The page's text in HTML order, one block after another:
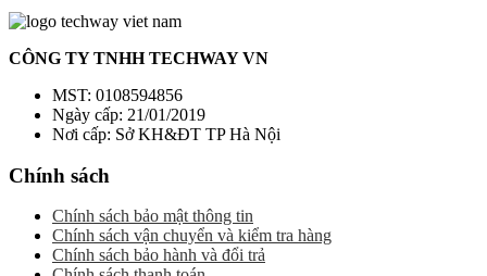
CÔNG TY TNHH TECHWAY VN
MST: 0108594856
Ngày cấp: 21/01/2019
Nơi cấp: Sở KH&ĐT TP Hà Nội
Chính sách
Chính sách bảo mật thông tin
Chính sách vận chuyển và kiểm tra hàng
Chính sách bảo hành và đổi trả